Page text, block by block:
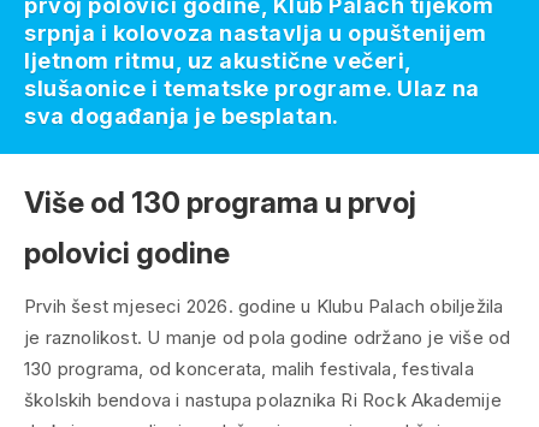
Više od 130 programa u prvoj
polovici godine
Prvih šest mjeseci 2026. godine u Klubu Palach obilježila
je raznolikost. U manje od pola godine održano je više od
130 programa, od koncerata, malih festivala, festivala
školskih bendova i nastupa polaznika Ri Rock Akademije
srpnja i kolovoza nastavlja u opuštenijem
ljetnom ritmu, uz akustične večeri,
slušaonice i tematske programe. Ulaz na
sva događanja je besplatan.